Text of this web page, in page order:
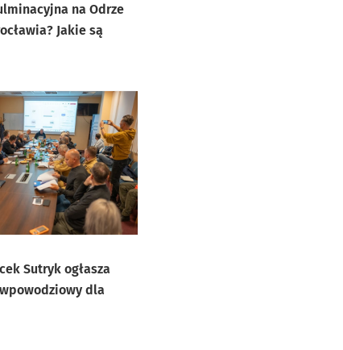
na Odrze
Jakie są
Sutryk ogłasza
dla
zdjęć